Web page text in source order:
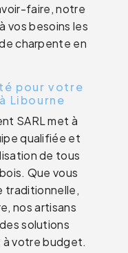
faire, notre
vos besoins les
charpente en
pour votre
Libourne
SARL met à
qualifiée et
de tous
Que vous
traditionnelle,
nos artisans
solutions
à votre budget.